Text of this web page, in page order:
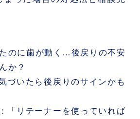
のに歯が動く…後戻りの不安
か？
づいたら後戻りのサインかも
「リテーナーを使っていれば